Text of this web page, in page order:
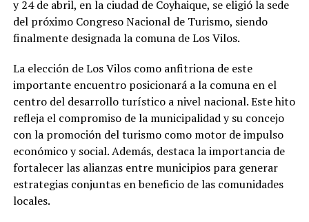
y 24 de abril, en la ciudad de Coyhaique, se eligió la sede
del próximo Congreso Nacional de Turismo, siendo
finalmente designada la comuna de Los Vilos.
La elección de Los Vilos como anfitriona de este
importante encuentro posicionará a la comuna en el
centro del desarrollo turístico a nivel nacional. Este hito
refleja el compromiso de la municipalidad y su concejo
con la promoción del turismo como motor de impulso
económico y social. Además, destaca la importancia de
fortalecer las alianzas entre municipios para generar
estrategias conjuntas en beneficio de las comunidades
locales.